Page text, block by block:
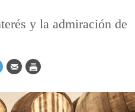
y la admiración de